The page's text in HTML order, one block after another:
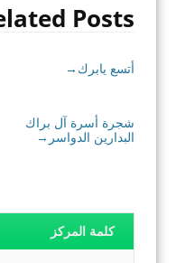
Posts
أتسع يابرك →
شجرة أسرة آل براك
البدارين الدواسر →
كلمة المركز